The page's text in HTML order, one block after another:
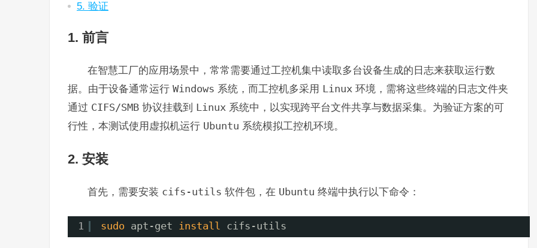
5. 验证
1. 前言
在智慧工厂的应用场景中，常常需要通过工控机集中读取多台设备生成的日志来获取运行数
据。由于设备通常运行 Windows 系统，而工控机多采用 Linux 环境，需将这些终端的日志文件夹
通过 CIFS/SMB 协议挂载到 Linux 系统中，以实现跨平台文件共享与数据采集。为验证方案的可
行性，本测试使用虚拟机运行 Ubuntu 系统模拟工控机环境。
2. 安装
首先，需要安装 cifs-utils 软件包，在 Ubuntu 终端中执行以下命令：
1 sudo apt-get install cifs-utils